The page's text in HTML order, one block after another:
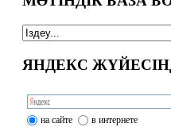
ЯНДЕКС
на сайте в интернете